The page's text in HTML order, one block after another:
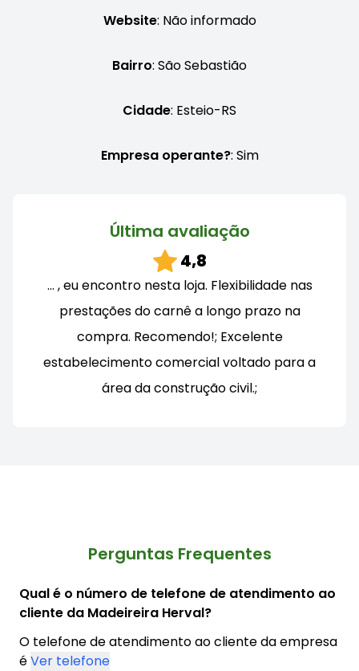
Website: Não informado
Bairro: São Sebastião
Cidade: Esteio-RS
Empresa operante?: Sim
Última avaliação
4,8
… , eu encontro nesta loja. Flexibilidade nas
prestações do carnê a longo prazo na
compra. Recomendo!; Excelente
estabelecimento comercial voltado para a
área da construção civil.;
Perguntas Frequentes
Qual é o número de telefone de atendimento ao
cliente da Madeireira Herval?
O telefone de atendimento ao cliente da empresa
éVer telefone